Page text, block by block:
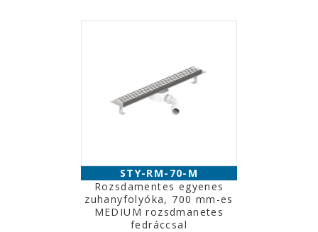
STY-RM-70-M
Rozsdamentes egyenes
zuhanyfolyóka, 700 mm-es
MEDIUM rozsdmanetes
fedráccsal